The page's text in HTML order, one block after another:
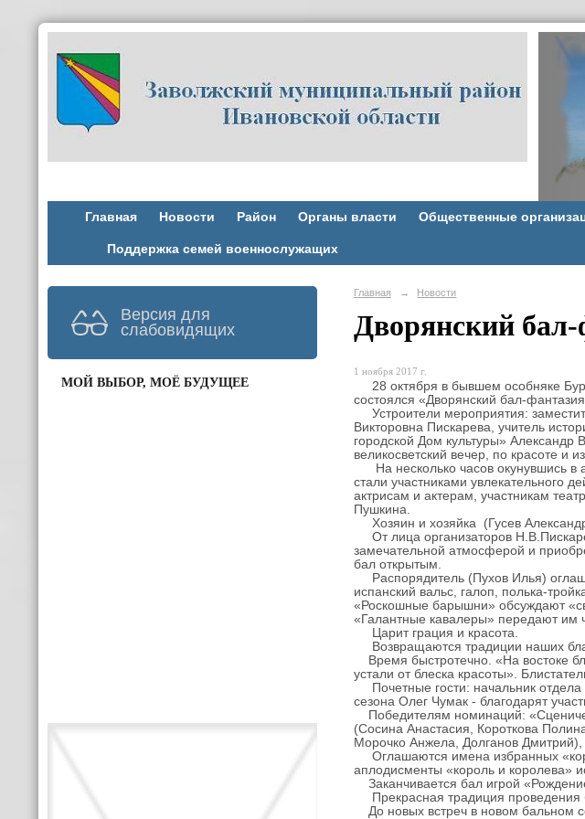
Главная Новости Район Органы власти Общественные
Поддержка семей военнослужащих
Версия для
слабовидящих
МОЙ ВЫБОР, МОЁ БУДУЩЕЕ
Главная → Новости
Дворянский бал-
1 ноября 2017 г.
28 октября в бывшем особняке
состоялся «Дворянский бал-
Устроители мероприятия:
Викторовна Пискарева, учитель
городской Дом культуры»
великосветский вечер, по красоте и
На несколько часов окунувшись в
стали участниками увлекательного
актрисам и актерам, участникам
Пушкина.
Хозяин и хозяйка (Гусев
От лица организаторов
замечательной атмосферой и
бал открытым.
Распорядитель (Пухов Илья)
испанский вальс, галоп, полька-
«Роскошные барышни» обсуждают
«Галантные кавалеры» передают им
Царит грация и красота.
Возвращаются традиции наших
Время быстротечно. «На востоке
устали от блеска красоты».
Почетные гости: начальник
сезона Олег Чумак - благодарят
Победителям номинаций:
(Сосина Анастасия, Короткова
Морочко Анжела, Долганов
Оглашаются имена избранных
аплодисменты «король и королева»
Заканчивается бал игрой
Прекрасная традиция проведения
До новых встреч в новом бальном